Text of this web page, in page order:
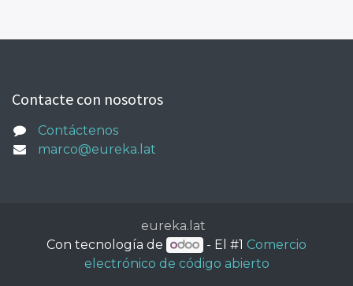
Contacte con nosotros
Contáctenos
marco@eureka.lat
eureka.lat
Con tecnología de
- El #1 Comercio
electrónico de código abierto